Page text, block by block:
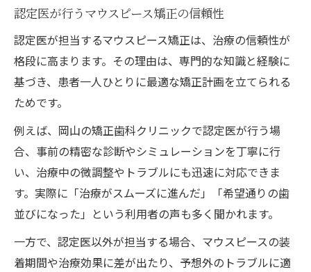
認定医が行うマウスピース矯正の信頼性
認定医が担当するマウスピース矯正は、治療の信頼性が
格段に高まります。その理由は、専門的な知識と経験に
基づき、患者一人ひとりに最適な矯正計画を立てられる
ためです。
例えば、岡山の矯正歯科クリニックで認定医が行う場
合、事前の精密な診断やシミュレーションを丁寧に行
い、治療中の微調整やトラブルにも迅速に対応できま
す。実際に「治療がスムーズに進んだ」「希望通りの歯
並びになった」という利用者の声も多く聞かれます。
一方で、認定医以外が担当する場合、マウスピースの装
着期間や治療効果に差が出たり、予想外のトラブルに適